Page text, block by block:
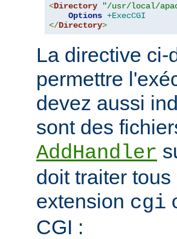
<Directory
"/usr/local/
Options +ExecCGI
</Directory>
La directive ci-
permettre
devez aussi
sont des
AddHandler
doit traiter
extension cgi
CGI :